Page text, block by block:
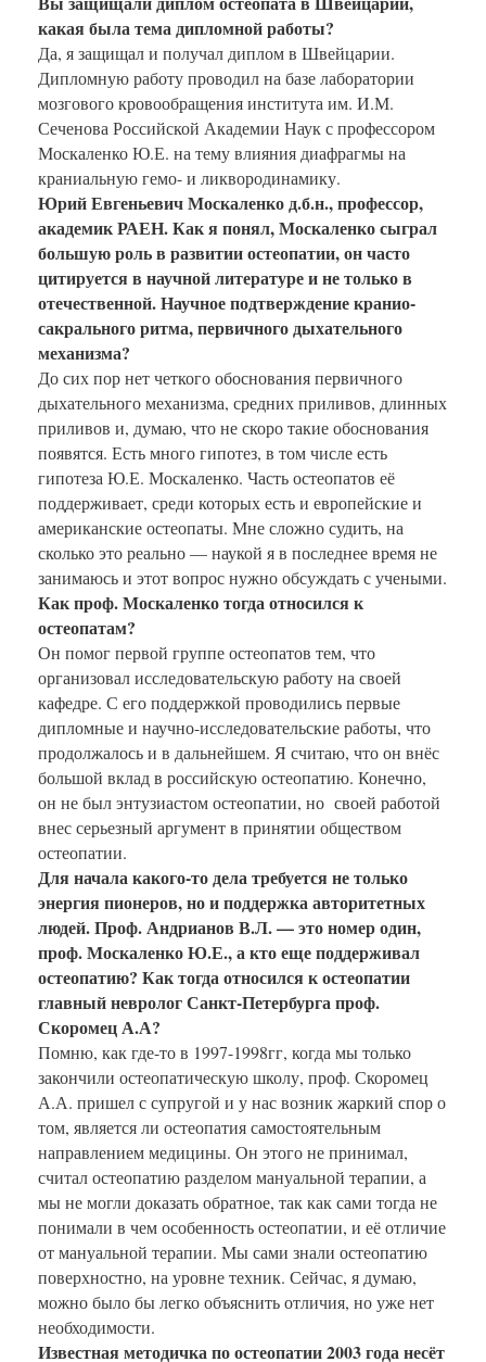
какая была тема дипломной работы?
Да, я защищал и получал диплом в Швейцарии.
Дипломную работу проводил на базе лаборатории
мозгового кровообращения института им. И.М.
Сеченова Российской Академии Наук с профессором
Москаленко Ю.Е. на тему влияния диафрагмы на
краниальную гемо- и ликвородинамику.
Юрий Евгеньевич Москаленко д.б.н., профессор,
академик РАЕН. Как я понял, Москаленко сыграл
большую роль в развитии остеопатии, он часто
цитируется в научной литературе и не только в
отечественной. Научное подтверждение кранио-
сакрального ритма, первичного дыхательного
механизма?
До сих пор нет четкого обоснования первичного
дыхательного механизма, средних приливов, длинных
приливов и, думаю, что не скоро такие обоснования
появятся. Есть много гипотез, в том числе есть
гипотеза Ю.Е. Москаленко. Часть остеопатов её
поддерживает, среди которых есть и европейские и
американские остеопаты. Мне сложно судить, на
сколько это реально — наукой я в последнее время не
занимаюсь и этот вопрос нужно обсуждать с учеными.
Как проф. Москаленко тогда относился к
остеопатам?
Он помог первой группе остеопатов тем, что
организовал исследовательскую работу на своей
кафедре. С его поддержкой проводились первые
дипломные и научно-исследовательские работы, что
продолжалось и в дальнейшем. Я считаю, что он внёс
большой вклад в российскую остеопатию. Конечно,
он не был энтузиастом остеопатии, но своей работой
внес серьезный аргумент в принятии обществом
остеопатии.
Для начала какого-то дела требуется не только
энергия пионеров, но и поддержка авторитетных
людей. Проф. Андрианов В.Л. — это номер один,
проф. Москаленко Ю.Е., а кто еще поддерживал
остеопатию? Как тогда относился к остеопатии
главный невролог Санкт-Петербурга проф.
Скоромец А.А?
Помню, как где-то в 1997-1998гг, когда мы только
закончили остеопатическую школу, проф. Скоромец
А.А. пришел с супругой и у нас возник жаркий спор о
том, является ли остеопатия самостоятельным
направлением медицины. Он этого не принимал,
считал остеопатию разделом мануальной терапии, а
мы не могли доказать обратное, так как сами тогда не
понимали в чем особенность остеопатии, и её отличие
от мануальной терапии. Мы сами знали остеопатию
поверхностно, на уровне техник. Сейчас, я думаю,
можно было бы легко объяснить отличия, но уже нет
необходимости.
Известная методичка по остеопатии 2003 года несёт